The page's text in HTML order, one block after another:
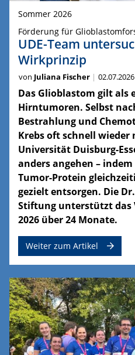
Sommer 2026
Förderung für
UDE-Team
Wirkprinzip
von Juliana Fischer 02.07.2026
Das Glioblastom gilt als
Hirntumoren. Selbst
Bestrahlung und
Krebs oft schnell wieder
Universität Duisburg-
anders angehen –
Tumor-Protein
gezielt entsorgen. Die
Stiftung unterstützt das
2026 über 24 Monate.
Weiter zum Artikel